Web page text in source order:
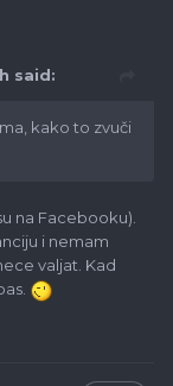
said:
kako to zvuči
na Facebooku).
i nemam
valjat. Kad